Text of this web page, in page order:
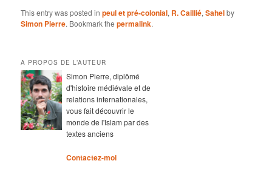
This entry was posted inpeul et pré-colonial, R. Caillié,Sahelby
Simon Pierre. Bookmark thepermalink.
A PROPOS DE L’AUTEUR
Simon Pierre, diplômé
d'histoire médiévale et de
relations internationales,
vous fait découvrir le
monde de l'Islam par des
textes anciens
Contactez-moi